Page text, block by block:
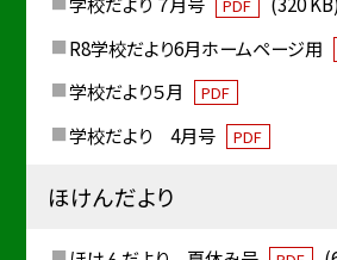
PDF
R8学校だより6月ホームページ用
学校だより５月
PDF
学校だより 4月号 PDF
ほけんだより